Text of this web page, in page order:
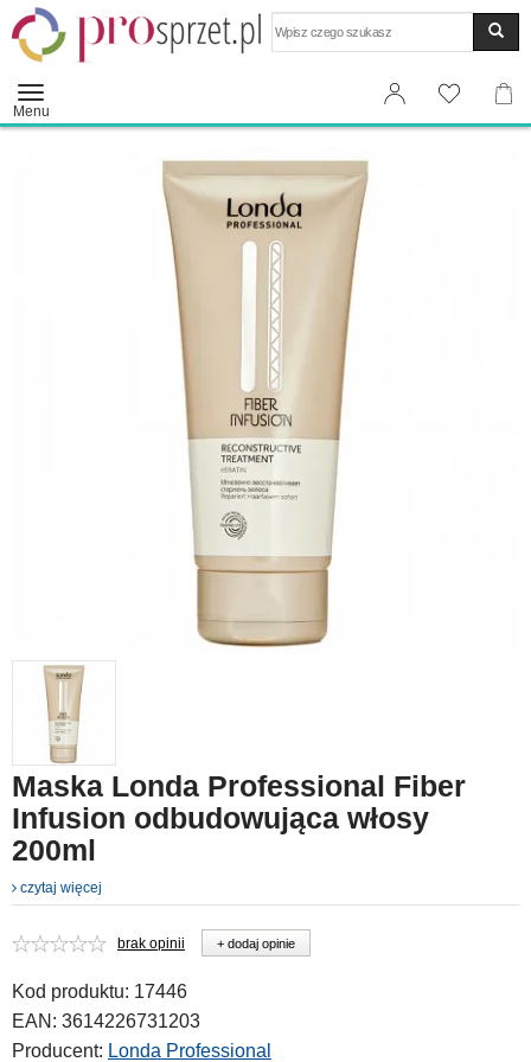
Menu
Maska Londa Professional Fiber
Infusion odbudowująca włosy
200ml
czytaj więcej
brak opinii + dodaj opinie
Kod produktu: 17446
EAN: 3614226731203
Producent: Londa Professional